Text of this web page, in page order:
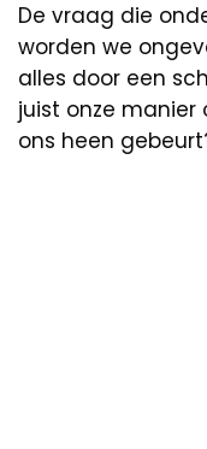
De vraag die
worden we
alles door een
juist onze manier
ons heen